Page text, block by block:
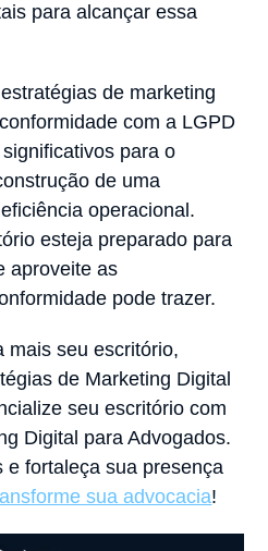
para alcançar essa
de marketing
com a LGPD
para o
de uma
operacional.
esteja preparado para
aproveite as
pode trazer.
mais seu escritório,
de Marketing Digital
seu escritório com
Digital para Advogados.
e fortaleça sua presença
sua advocacia!